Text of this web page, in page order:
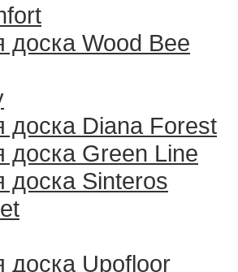
доска Wood Bee
доска Diana Forest
доска Green Line
доска Sinteros
доска Upofloor